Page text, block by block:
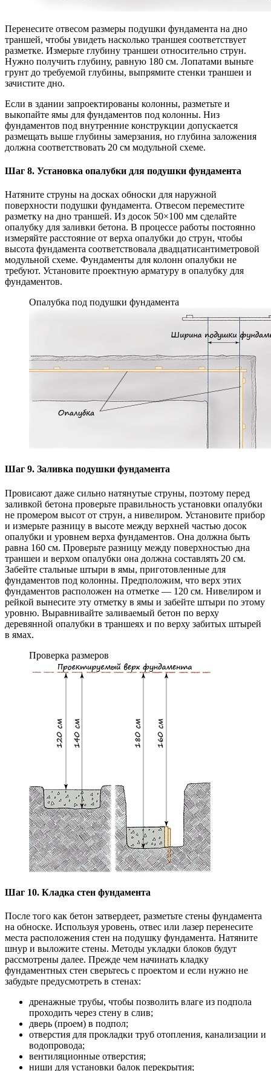
Перенесите отвесом размеры подушки фундамента на дно
траншей, чтобы увидеть насколько траншея соответствует
разметке. Измерьте глубину траншеи относительно струн.
Нужно получить глубину, равную 180 см. Лопатами выньте
грунт до требуемой глубины, выпрямите стенки траншеи и
зачистите дно.
Если в здании запроектированы колонны, разметьте и
выкопайте ямы для фундаментов под колонны. Низ
фундаментов под внутренние конструкции допускается
размещать выше глубины замерзания, но глубина заложения
должна соответствовать 20 см модульной схеме.
Шаг 8. Установка опалубки для подушки фундамента
Натяните струны на досках обноски для наружной
поверхности подушки фундамента. Отвесом переместите
разметку на дно траншей. Из досок 50×100 мм сделайте
опалубку для заливки бетона. В процессе работы постоянно
измеряйте расстояние от верха опалубки до струн, чтобы
высота фундамента соответствовала двадцатисантиметровой
модульной схеме. Фундаменты для колонн опалубки не
требуют. Установите проектную арматуру в опалубку для
фундаментов.
Опалубка под подушки фундамента
Шаг 9. Заливка подушки фундамента
Провисают даже сильно натянутые струны, поэтому перед
заливкой бетона проверьте правильность установки опалубки
не промером высот от струн, а нивелиром. Установите прибор
и измерьте разницу в высоте между верхней частью досок
опалубки и уровнем верха фундаментов. Она должна быть
равна 160 см. Проверьте разницу между поверхностью дна
траншеи и верхом опалубки она должна составлять 20 см.
Забейте стальные штыри в ямы, приготовленные для
фундаментов под колонны. Предположим, что верх этих
фундаментов расположен на отметке — 120 см. Нивелиром и
рейкой вынесите эту отметку в ямы и забейте штыри по этому
уровню. Выравнивайте заливаемый бетон по верху
деревянной опалубки в траншеях и по верху забитых штырей
в ямах.
Проверка размеров
Шаг 10. Кладка стен фундамента
После того как бетон затвердеет, разметьте стены фундамента
на обноске. Используя уровень, отвес или лазер перенесите
места расположения стен на подушку фундамента. Натяните
шнур и выложите стены. Методы укладки блоков будут
рассмотрены далее. Прежде чем начинать кладку
фундаментных стен сверьтесь с проектом и если нужно не
забудьте предусмотреть в стенах:
дренажные трубы, чтобы позволить влаге из подпола
проходить через стену в слив;
дверь (проем) в подпол;
отверстия для прокладки труб отопления, канализации и
водопровода;
вентиляционные отверстия;
ниши для установки балок перекрытия;